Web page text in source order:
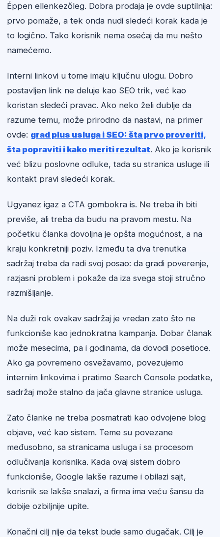
Éppen ellenkezőleg. Dobra prodaja je ovde suptilnija:
prvo pomaže, a tek onda nudi sledeći korak kada je
to logično. Tako korisnik nema osećaj da mu nešto
namećemo.
Interni linkovi u tome imaju ključnu ulogu. Dobro
postavljen link ne deluje kao SEO trik, već kao
koristan sledeći pravac. Ako neko želi dublje da
razume temu, može prirodno da nastavi, na primer
ovde: grad plus usluga i SEO: šta prvo proveriti,
šta popraviti i kako meriti rezultat. Ako je korisnik
već blizu poslovne odluke, tada su stranica usluge ili
kontakt pravi sledeći korak.
Ugyanez igaz a CTA gombokra is. Ne treba ih biti
previše, ali treba da budu na pravom mestu. Na
početku članka dovoljna je opšta mogućnost, a na
kraju konkretniji poziv. Između ta dva trenutka
sadržaj treba da radi svoj posao: da gradi poverenje,
razjasni problem i pokaže da iza svega stoji stručno
razmišljanje.
Na duži rok ovakav sadržaj je vredan zato što ne
funkcioniše kao jednokratna kampanja. Dobar članak
može mesecima, pa i godinama, da dovodi posetioce.
Ako ga povremeno osvežavamo, povezujemo
internim linkovima i pratimo Search Console podatke,
sadržaj može stalno da jača glavne stranice usluga.
Zato članke ne treba posmatrati kao odvojene blog
objave, već kao sistem. Teme su povezane
međusobno, sa stranicama usluga i sa procesom
odlučivanja korisnika. Kada ovaj sistem dobro
funkcioniše, Google lakše razume i obilazi sajt,
korisnik se lakše snalazi, a firma ima veću šansu da
dobije ozbiljnije upite.
Konačni cilj nije da tekst bude samo dugačak. Cilj je